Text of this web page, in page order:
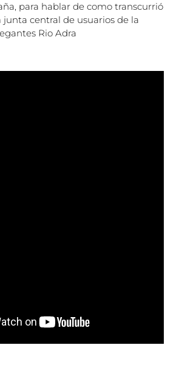
para hablar de como transcurrió
junta central de usuarios de la
Rio Adra